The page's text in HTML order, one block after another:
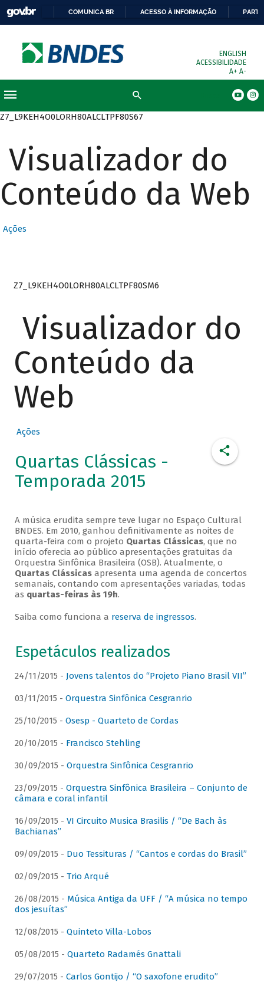
COMUNICA BR ACESSO À INFORMAÇÃO
ENGLISH
ACESSIBILIDADE
A+ A-
Z7_L9KEH4O0LORH80ALCLTPF80S67
Visualizador do
Conteúdo da Web
Ações
Z7_L9KEH4O0LORH80ALCLTPF80SM6
Visualizador do
Conteúdo da
Web
Ações
Quartas Clássicas -
Temporada 2015
A música erudita sempre teve lugar no Espaço Cultural
BNDES. Em 2010, ganhou definitivamente as noites de
quarta-feira com o projeto Quartas Clássicas, que no
início oferecia ao público apresentações gratuitas da
Orquestra Sinfônica Brasileira (OSB). Atualmente, o
Quartas Clássicasapresenta uma agenda de concertos
semanais, contando com apresentações variadas, todas
as quartas-feiras às 19h.
Saiba como funciona a reserva de ingressos.
Espetáculos realizados
24/11/2015 - Jovens talentos do “Projeto Piano Brasil VII”
03/11/2015 - Orquestra Sinfônica Cesgranrio
25/10/2015 - Osesp - Quarteto de Cordas
20/10/2015 - Francisco Stehling
30/09/2015 - Orquestra Sinfônica Cesgranrio
23/09/2015 - Orquestra Sinfônica Brasileira – Conjunto de
câmara e coral infantil
16/09/2015 - VI Circuito Musica Brasilis / “De Bach às
Bachianas”
09/09/2015 - Duo Tessituras / “Cantos e cordas do Brasil”
02/09/2015 - Trio Arqué
26/08/2015 - Música Antiga da UFF / “A música no tempo
dos jesuítas”
12/08/2015 - Quinteto Villa-Lobos
05/08/2015 - Quarteto Radamés Gnattali
29/07/2015 - Carlos Gontijo / “O saxofone erudito”